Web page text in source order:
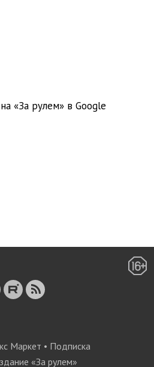
«За рулем» в Google
Маркет • Подписка
«За рулем»